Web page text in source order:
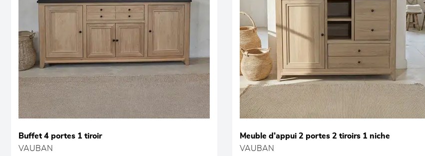
Buffet 4 portes 1 tiroir
VAUBAN
Meuble d’appui 2 portes 2 tiroirs 1 niche
VAUBAN